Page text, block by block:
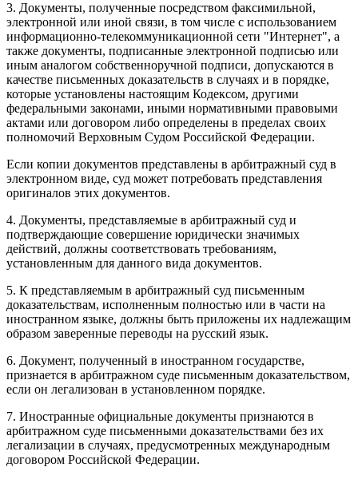
3. Документы, полученные посредством факсимильной,
электронной или иной связи, в том числе с использованием
информационно-телекоммуникационной сети "Интернет", а
также документы, подписанные электронной подписью или
иным аналогом собственноручной подписи, допускаются в
качестве письменных доказательств в случаях и в порядке,
которые установлены настоящим Кодексом, другими
федеральными законами, иными нормативными правовыми
актами или договором либо определены в пределах своих
полномочий Верховным Судом Российской Федерации.
Если копии документов представлены в арбитражный суд в
электронном виде, суд может потребовать представления
оригиналов этих документов.
4. Документы, представляемые в арбитражный суд и
подтверждающие совершение юридически значимых
действий, должны соответствовать требованиям,
установленным для данного вида документов.
5. К представляемым в арбитражный суд письменным
доказательствам, исполненным полностью или в части на
иностранном языке, должны быть приложены их надлежащим
образом заверенные переводы на русский язык.
6. Документ, полученный в иностранном государстве,
признается в арбитражном суде письменным доказательством,
если он легализован в установленном порядке.
7. Иностранные официальные документы признаются в
арбитражном суде письменными доказательствами без их
легализации в случаях, предусмотренных международным
договором Российской Федерации.